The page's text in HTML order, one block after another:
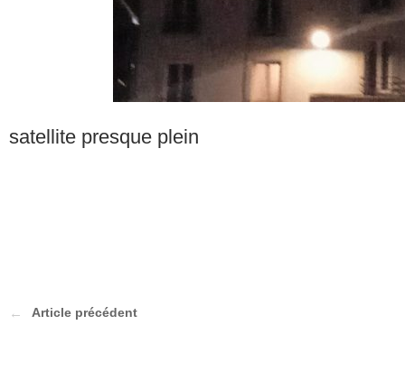
satellite presque plein
Article précédent